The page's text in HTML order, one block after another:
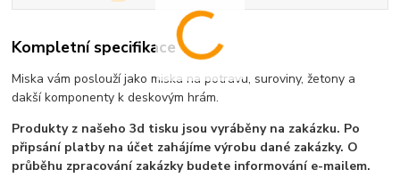
Kompletní specifikace
Miska vám poslouží jako miska na potravu, suroviny, žetony a
dakší komponenty k deskovým hrám.
Produkty z našeho 3d tisku jsou vyráběny na zakázku. Po
připsání platby na účet zahájíme výrobu dané zakázky. O
průběhu zpracování zakázky budete informování e-mailem.